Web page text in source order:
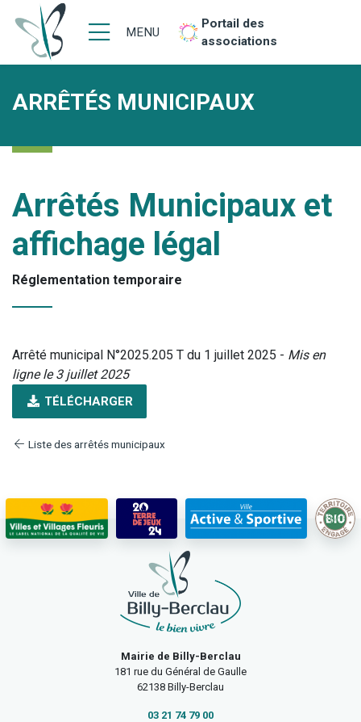
MENU
Portail des
associations
ARRÊTÉS MUNICIPAUX
Arrêtés Municipaux et
affichage légal
Réglementation temporaire
Arrêté municipal N°2025.205 T du 1 juillet 2025 - Mis en
ligne le 3 juillet 2025
TÉLÉCHARGER
Liste des arrêtés municipaux
Mairie de Billy-Berclau
181 rue du Général de Gaulle
62138 Billy-Berclau
03 21 74 79 00